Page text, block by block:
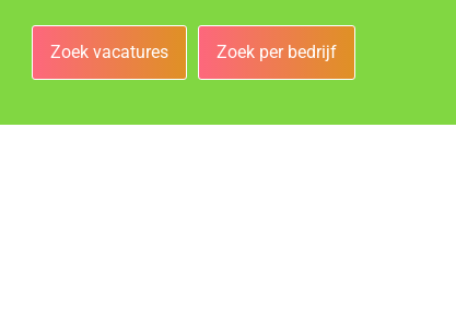
Zoek vacatures Zoek per bedrijf